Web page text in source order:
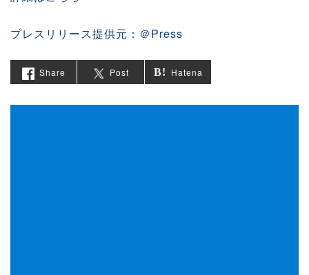
プレスリリース提供元：＠Press
Share Post Hatena